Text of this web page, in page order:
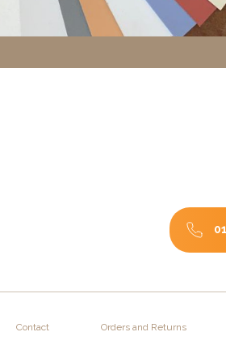
enfants.
Contact Orders and Returns